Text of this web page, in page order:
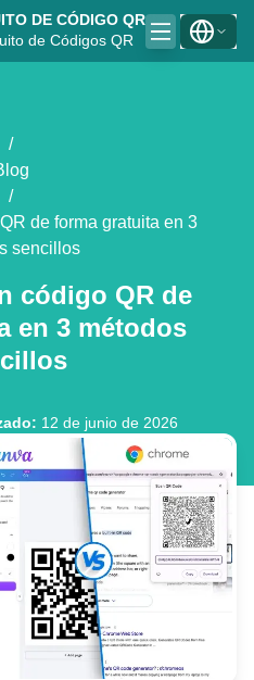
DE CÓDIGO QR
de Códigos QR
/
/
de forma gratuita en 3
sencillos
código QR de
en 3 métodos
: 12 de junio de 2026